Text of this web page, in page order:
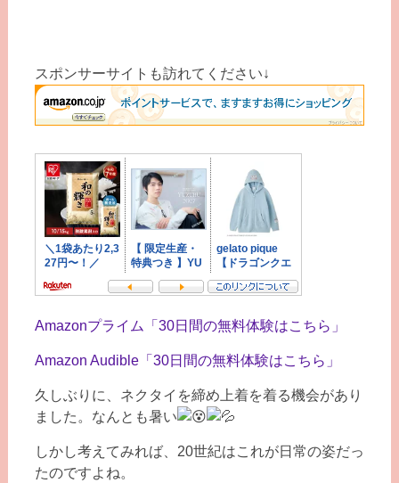
スポンサーサイトも訪れてください↓
Amazonプライム「30日間の無料体験はこちら」
Amazon Audible「30日間の無料体験はこちら」
久しぶりに、ネクタイを締め上着を着る機会があり
ました。なんとも暑い
しかし考えてみれば、20世紀はこれが日常の姿だっ
たのですよね。